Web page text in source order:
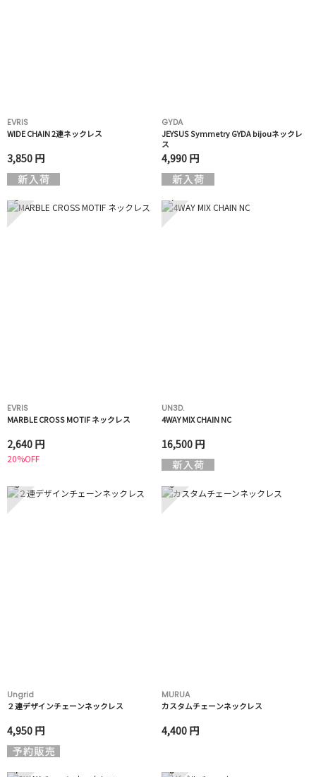
EVRIS
WIDE CHAIN 2連ネックレス
3,850 円
GYDA
JEYSUS Symmetry GYDA bijouネックレ
ス
4,990 円
3
EVRIS
MARBLE CROSS MOTIF ネックレス
2,640 円
20%OFF
4
UN3D.
4WAY MIX CHAIN NC
16,500 円
5
Ungrid
２連デザインチェーンネックレス
4,950 円
6
MURUA
カスタムチェーンネックレス
4,400 円
7 8